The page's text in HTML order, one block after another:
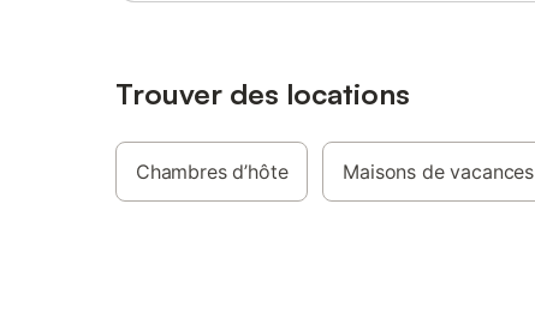
Trouver des locations
Chambres d’hôte Maisons de vacances